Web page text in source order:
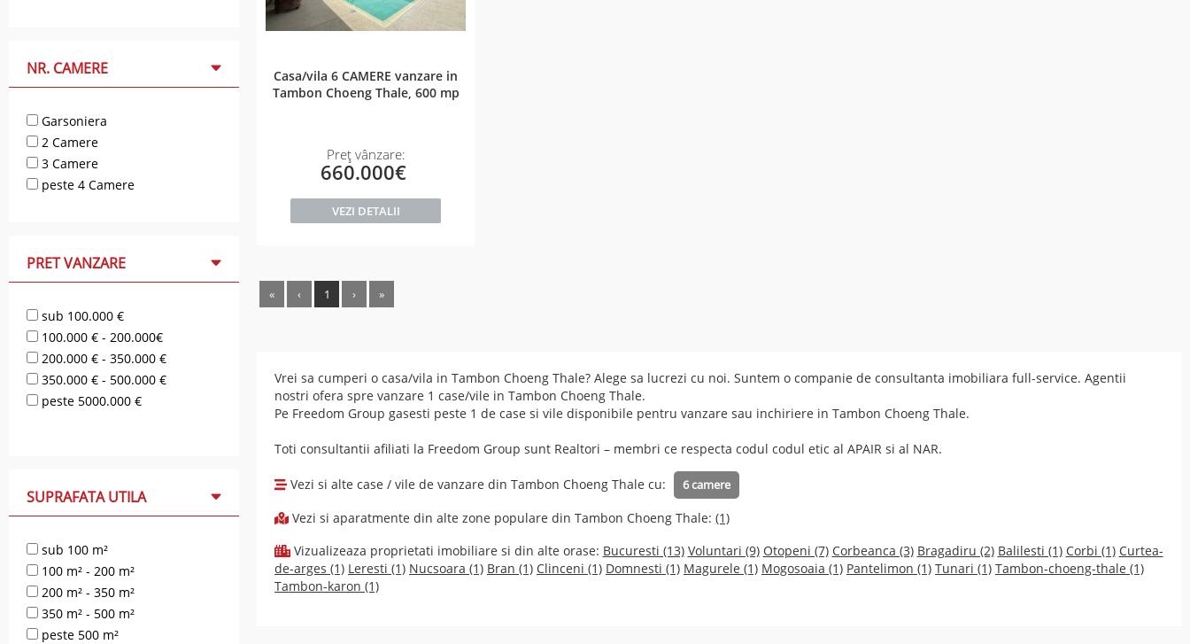
NR. CAMERE
Garsoniera
2 Camere
3 Camere
peste 4 Camere
PRET VANZARE
sub 100.000 €
100.000 € - 200.000€
200.000 € - 350.000 €
350.000 € - 500.000 €
peste 5000.000 €
SUPRAFATA UTILA
sub 100 m²
100 m² - 200 m²
200 m² - 350 m²
350 m² - 500 m²
peste 500 m²
Casa/vila 6 CAMERE vanzare in
Tambon Choeng Thale, 600 mp
Preț vânzare:
660.000€
VEZI DETALII
« ‹ 1 › »
Vrei sa cumperi o casa/vila in Tambon Choeng Thale? Alege sa lucrezi cu noi. Suntem o companie de consultanta imobiliara full-service. Agentii
nostri ofera spre vanzare 1 case/vile in Tambon Choeng Thale.
Pe Freedom Group gasesti peste 1 de case si vile disponibile pentru vanzare sau inchiriere in Tambon Choeng Thale.
Toti consultantii afiliati la Freedom Group sunt Realtori – membri ce respecta codul codul etic al APAIR si al NAR.
Vezi si alte case / vile de vanzare din Tambon Choeng Thale cu: 6 camere
Vezi si aparatmente din alte zone populare din Tambon Choeng Thale: (1)
Vizualizeaza proprietati imobiliare si din alte orase: Bucuresti (13) Voluntari (9) Otopeni (7) Corbeanca (3) Bragadiru (2) Balilesti (1) Corbi (1) Curtea-
de-arges (1) Leresti (1) Nucsoara (1) Bran (1) Clinceni (1) Domnesti (1) Magurele (1) Mogosoaia (1) Pantelimon (1) Tunari (1) Tambon-choeng-thale (1)
Tambon-karon (1)